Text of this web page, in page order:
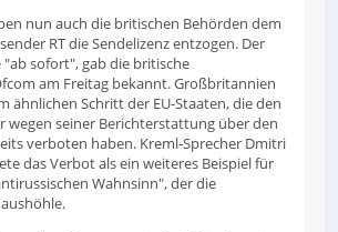
nun auch die britischen Behörden dem
RT die Sendelizenz entzogen. Der
sofort", gab die britische
am Freitag bekannt. Großbritannien
ähnlichen Schritt der EU-Staaten, die den
wegen seiner Berichterstattung über den
verboten haben. Kreml-Sprecher Dmitri
das Verbot als ein weiteres Beispiel für
Wahnsinn", der die